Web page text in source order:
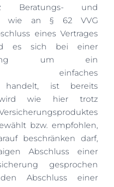
Beratungs- und
wie an § 62 VVG
eines Vertrages
es sich bei einer
um ein
einfaches
handelt, ist bereits
wie hier trotz
bzw. empfohlen,
beschränken darf,
Abschluss einer
gesprochen
Abschluss einer